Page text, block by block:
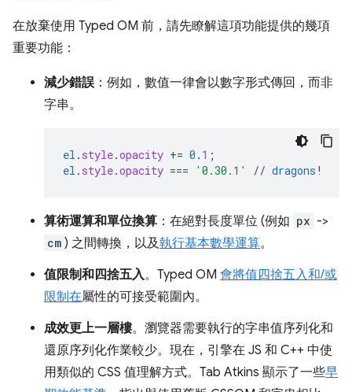
在放棄使用 Typed OM 前，請先瞭解這項功能提供的幾項
重要功能：
減少錯誤：例如，數值一律會以數字形式傳回，而非
字串。
el . style.opacity += 0 . 1 ;
el . style.opacity === '0.30.1' // dragons !
算術運算和單位換算 ：在絕對長度單位 (例如 px ->
cm ) 之間轉換，以及執行基本數學運算。
值限制和四捨五入。Typed OM 會將值四捨五入和/或
限制在屬性的可接受範圍內。
成效更上一層樓。瀏覽器需要執行的字串值序列化和
還原序列化作業較少。現在，引擎在 JS 和 C++ 中使
用類似的 CSS 值理解方式。Tab Atkins 顯示了一些早